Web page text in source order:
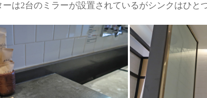
は2台のミラーが設置されているがシンクはひと